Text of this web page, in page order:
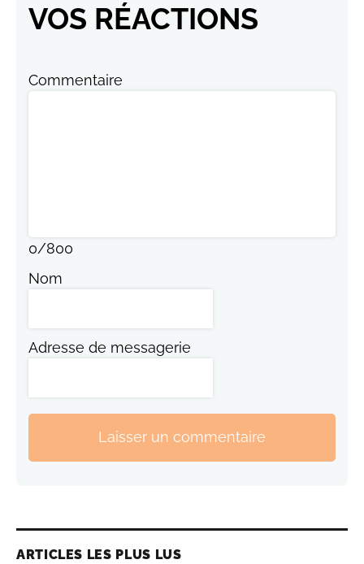
VOS RÉACTIONS
Commentaire
0/800
Nom
Adresse de messagerie
Laisser un commentaire
ARTICLES LES PLUS LUS